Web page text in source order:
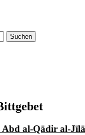
ist die
Abd al-Qādir al-